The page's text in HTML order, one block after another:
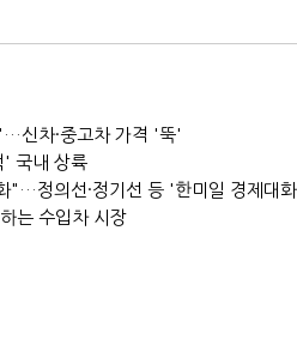
신차·중고차 가격 '뚝'
' 국내 상륙
"…정의선·정기선 등 '한미일 경제대
는 수입차 시장